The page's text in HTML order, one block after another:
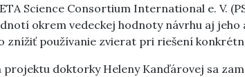
Science Consortium International e. V.
okrem vedeckej hodnoty návrhu aj jeho
znížiť používanie zvierat pri riešení
projektu doktorky Heleny Kanďárovej sa